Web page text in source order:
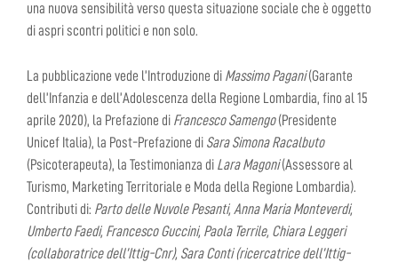
una nuova sensibilità verso questa situazione sociale che è oggetto
di aspri scontri politici e non solo.
La pubblicazione vede l’Introduzione di Massimo Pagani(Garante
dell’Infanzia e dell’Adolescenza della Regione Lombardia, fino al 15
aprile 2020), la Prefazione di Francesco Samengo(Presidente
Unicef Italia), la Post-Prefazione di Sara Simona Racalbuto
(Psicoterapeuta), la Testimonianza di Lara Magoni(Assessore al
Turismo, Marketing Territoriale e Moda della Regione Lombardia).
Contributi di: Parto delle Nuvole Pesanti, Anna Maria Monteverdi,
Umberto Faedi, Francesco Guccini, Paola Terrile, Chiara Leggeri
(collaboratrice dell’Ittig-Cnr), Sara Conti (ricercatrice dell’Ittig-